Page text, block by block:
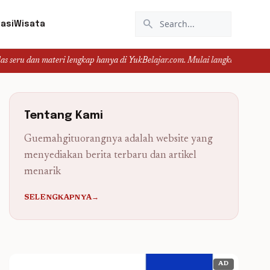
Wisata search
lengkap hanya di YukBelajar.com. Mulai langkah suksesmu hari ini!
Tentang Kami
Guemahgituorangnya adalah website yang
menyediakan berita terbaru dan artikel
menarik
SELENGKAPNYA→
AD